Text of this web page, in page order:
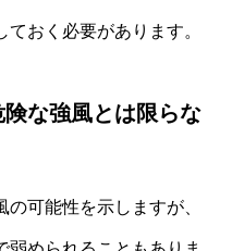
おく必要があります。
な強風とは限らな
可能性を示しますが、